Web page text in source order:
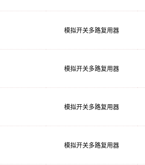
模拟开关多路复用器
模拟开关多路复用器
模拟开关多路复用器
模拟开关多路复用器